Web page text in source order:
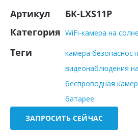
Артикул
БК-LXS11P
Категория WiFi-камера на
Теги камера
видеонаблюдения
беспроводная
батарее
ЗАПРОСИТЬ СЕЙЧАС